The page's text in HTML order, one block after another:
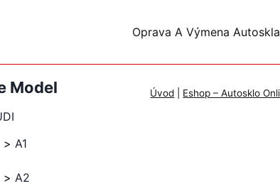
Oprava A Výmena Autoskla
Úvod Eshop – Autosklo
Model
A1
A2